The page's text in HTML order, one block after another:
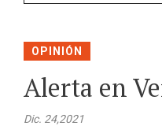
OPINIÓN
Alerta en
Dic. 24,2021